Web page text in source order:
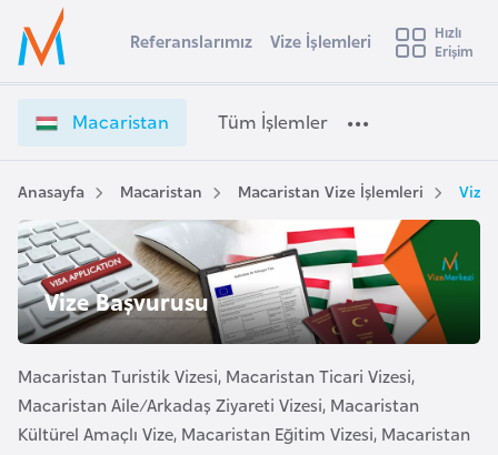
Ülke Seçimi
Başvuru yapmak istediğiniz ülkeyi seçin
Üye
Girişi
a
a
r
s
a
n
V
i
z
e
İ
e
t
i
Referanslarımız Vize İşlemleri
Hızlı
Erişim
Macaristan Tüm İşlemler
Anasayfa Macaristan Macaristan Vize İşlemleri Vize
Vize Başvurusu
Macaristan Turistik Vizesi, Macaristan Ticari Vizesi,
Macaristan Aile/Arkadaş Ziyareti Vizesi, Macaristan
Kültürel Amaçlı Vize, Macaristan Eğitim Vizesi, Macaristan
s
t
r
a
A
v
u
t
u
r